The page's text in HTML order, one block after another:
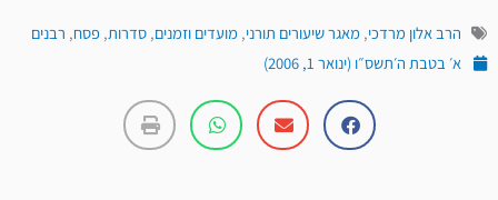
הרב אלון מרדכי, מאגר שיעורים תורני, מועדים וזמנים, סדרות, פסח, רבנים
א׳ בטבת ה׳תשס״ו (ינואר 1, 2006)